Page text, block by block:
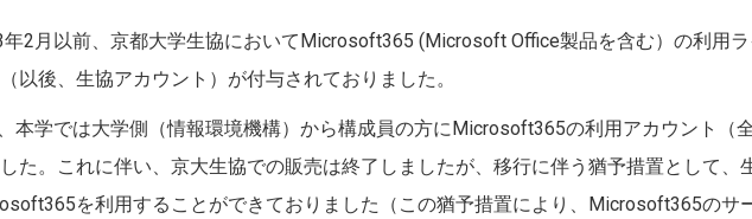
2月以前、京都大学生協においてMicrosoft365 (Microsoft Office製品を含む）の利用
以後、生協アカウント）が付与されておりました。
本学では大学側（情報環境機構）から構成員の方にMicrosoft365の利用アカウント（
た。これに伴い、京大生協での販売は終了しましたが、移行に伴う猶予措置として、
を利用することができておりました（この猶予措置により、Microsoft365のサ